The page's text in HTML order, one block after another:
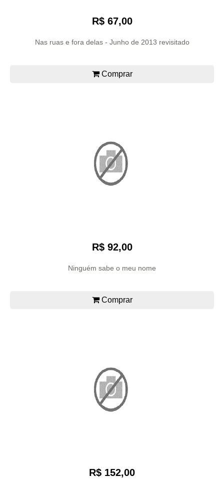
R$ 67,00
Nas ruas e fora delas - Junho de 2013 revisitado
Comprar
R$ 92,00
Ninguém sabe o meu nome
Comprar
R$ 152,00